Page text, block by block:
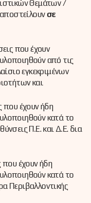
Θεμάτων /
σε
που έχουν
από τις
εγκεκριμένων
και
που έχουν ήδη
κατά το
Π.Ε. και Δ.Ε. δια
που έχουν ήδη
κατά το
Περιβαλλοντικής